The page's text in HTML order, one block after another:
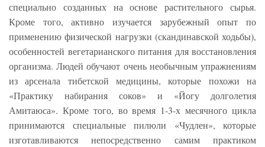
специально созданных на основе растительного сырья.
Кроме того, активно изучается зарубежный опыт по
применению физической нагрузки (скандинавской ходьбы),
особенностей вегетарианского питания для восстановления
организма. Людей обучают очень необычным упражнениям
из арсенала тибетской медицины, которые похожи на
«Практику набирания соков» и «Йогу долголетия
Амитаюса». Кроме того, во время 1-3-х месячного цикла
принимаются специальные пилюли «Чудлен», которые
изготавливаются непосредственно самим практиком